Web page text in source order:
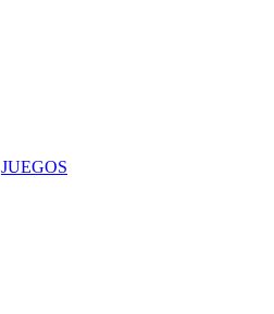
JUEGOS